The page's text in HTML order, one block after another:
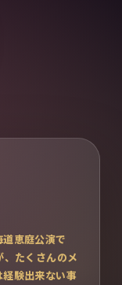
恵庭公演で
たくさんのメ
験出来ない事